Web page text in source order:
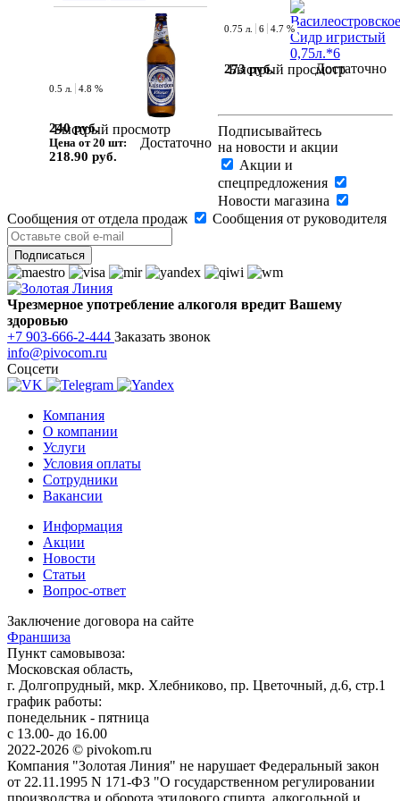
Быстрый просмотр
0.5 л. 4.8 %
240 руб.
Цена от 20 шт:
218.90 руб.
Достаточно
Быстрый просмотр
0.75 л. 6 4.7 %
273 руб. Достаточно
Подписывайтесь
на новости и акции
Акции и
спецпредложения
Новости магазина
Сообщения от отдела продаж
Сообщения от руководителя
Чрезмерное употребление алкоголя вредит Вашему
здоровью
+7 903-666-2-444 Заказать звонок
info@pivocom.ru
Соцсети
Компания
О компании
Услуги
Условия оплаты
Сотрудники
Вакансии
Информация
Акции
Новости
Статьи
Вопрос-ответ
Заключение договора на сайте
Франшиза
Пункт самовывоза:
Московская область,
г. Долгопрудный, мкр. Хлебниково, пр. Цветочный, д.6, стр.1
график работы:
понедельник - пятница
с 13.00- до 16.00
2022-2026 © pivokom.ru
Компания "Золотая Линия" не нарушает Федеральный закон
от 22.11.1995 N 171-ФЗ "О государственном регулировании